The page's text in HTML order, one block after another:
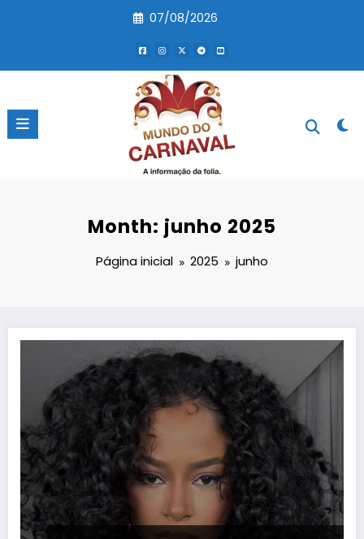
07/08/2026
Month: junho 2025
Página inicial 2025 junho